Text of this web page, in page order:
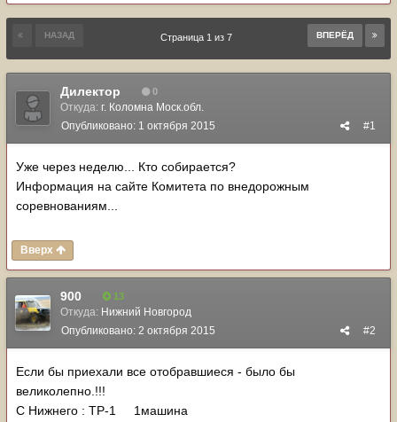
НАЗАД ВПЕРЁД
Страница 1 из 7
Дилектор 0
Откуда: г. Коломна Моск.обл.
#1
Опубликовано: 1 октября 2015
Уже через неделю... Кто собирается?
Информация на сайте Комитета по внедорожным
соревнованиям...
Вверх
900 13
Откуда: Нижний Новгород
#2
Опубликовано: 2 октября 2015
Если бы приехали все отобравшиеся - было бы
великолепно.!!!
С Нижнего : ТР-1 1машина